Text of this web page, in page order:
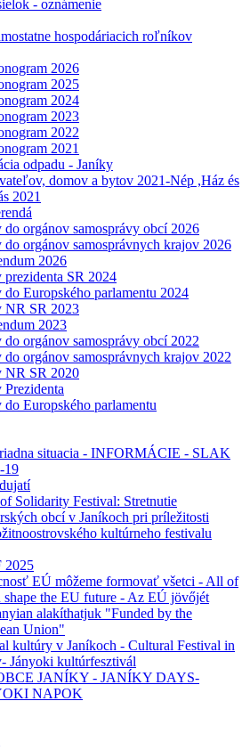
- oznámenie
hospodáriacich roľníkov
2026
2025
2024
2023
2022
2021
odpadu - Janíky
domov a bytov 2021-Nép ,Ház és
2021
orgánov samosprávy obcí 2026
orgánov samosprávnych krajov 2026
2026
SR 2024
Europského parlamentu 2024
SR 2023
2023
orgánov samosprávy obcí 2022
orgánov samosprávnych krajov 2022
SR 2020
Europského parlamentu
situacia - INFORMÁCIE - SLAK
19
Solidarity Festival: Stretnutie
obcí v Janíkoch pri príležitosti
kultúrneho festivalu
2025
EÚ môžeme formovať všetci - All of
shape the EU future - Az EÚ jövőjét
alakíthatjuk "Funded by the
Union"
kultúry v Janíkoch - Cultural Festival in
Jányoki kultúrfesztivál
JANÍKY - JANÍKY DAYS-
NAPOK